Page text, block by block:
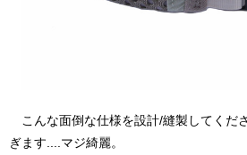
こんな面倒な仕様を設計/縫製してくだ
ぎます....マジ綺麗。